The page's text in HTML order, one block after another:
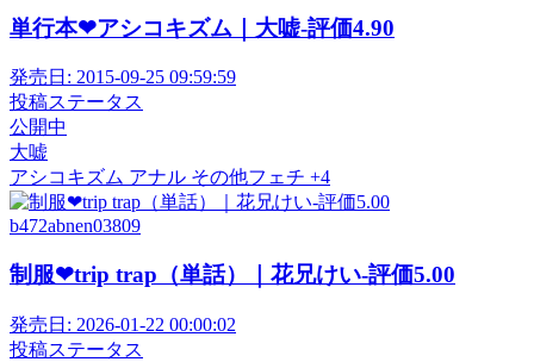
単行本❤アシコキズム｜大嘘-評価4.90
発売日: 2015-09-25 09:59:59
投稿ステータス
公開中
大嘘
アシコキズム アナル その他フェチ +4
b472abnen03809
制服❤trip trap（単話）｜花兄けい-評価5.00
発売日: 2026-01-22 00:00:02
投稿ステータス